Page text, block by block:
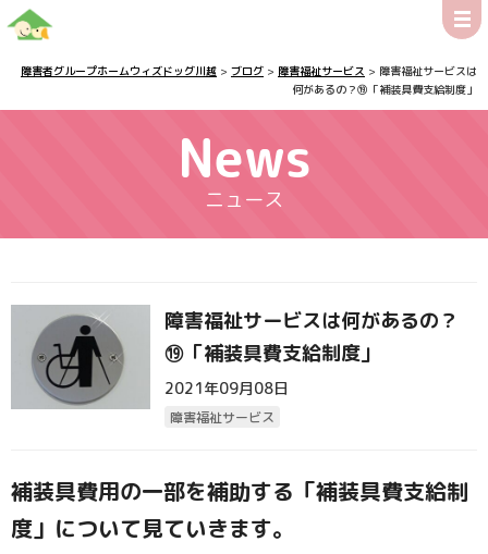
障害者グループホームウィズドッグ川越 > ブログ > 障害福祉サービス > 障害福祉サービスは
何があるの？⑲「補装具費支給制度」
News
ニュース
障害福祉サービスは何があるの？
⑲「補装具費支給制度」
2021年09月08日
障害福祉サービス
補装具費用の一部を補助する「補装具費支給制
度」について見ていきます。